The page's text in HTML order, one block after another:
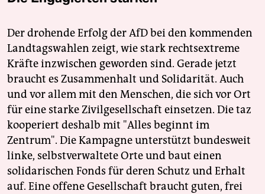
Der drohende Erfolg der AfD bei den kommenden
Landtagswahlen zeigt, wie stark rechtsextreme
Kräfte inzwischen geworden sind. Gerade jetzt
braucht es Zusammenhalt und Solidarität. Auch
und vor allem mit den Menschen, die sich vor Ort
für eine starke Zivilgesellschaft einsetzen. Die taz
kooperiert deshalb mit "Alles beginnt im
Zentrum". Die Kampagne unterstützt bundesweit
linke, selbstverwaltete Orte und baut einen
solidarischen Fonds für deren Schutz und Erhalt
auf. Eine offene Gesellschaft braucht guten, frei